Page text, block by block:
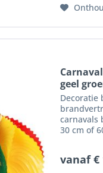
geel
Decoratie
carnavals
30 cm of
in de
vanaf €